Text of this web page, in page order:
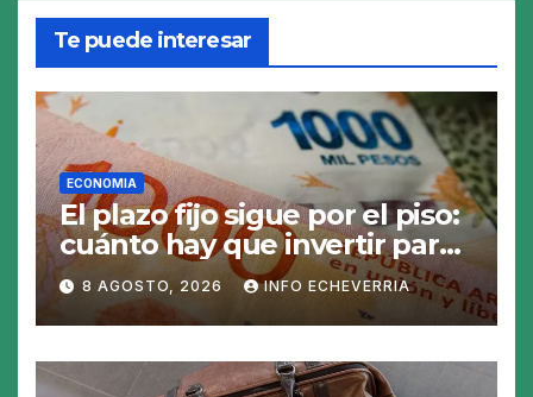
Te puede interesar
ECONOMIA
El plazo fijo sigue por el piso:
cuánto hay que invertir para
generar $50.000 en 30 días
8 AGOSTO, 2026 INFO ECHEVERRIA